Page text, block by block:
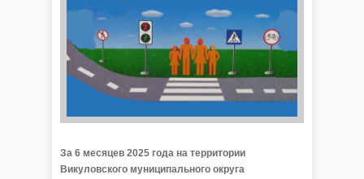
За 6 месяцев 2025 года на территории
Викуловского муниципального округа